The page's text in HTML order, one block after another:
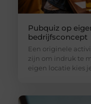
Pubquiz op
bedrijfsconcept
Een originele
zijn om indruk te
eigen locatie kies